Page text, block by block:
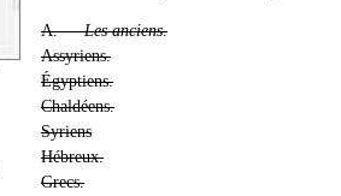
A. —Les anciens.
Assyriens.
Égyptiens.
Chaldéens.
Syriens
Hébreux.
Grecs.